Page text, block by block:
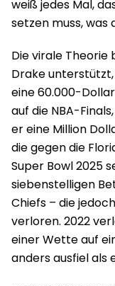
weiß jedes Mal,
setzen muss, was
Die virale Theorie
Drake
eine 60.000-
auf die NBA-
er eine Million
die gegen die
Super Bowl 2025
siebenstelligen
Chiefs – die
verloren. 2022
einer Wette auf
anders ausfiel als